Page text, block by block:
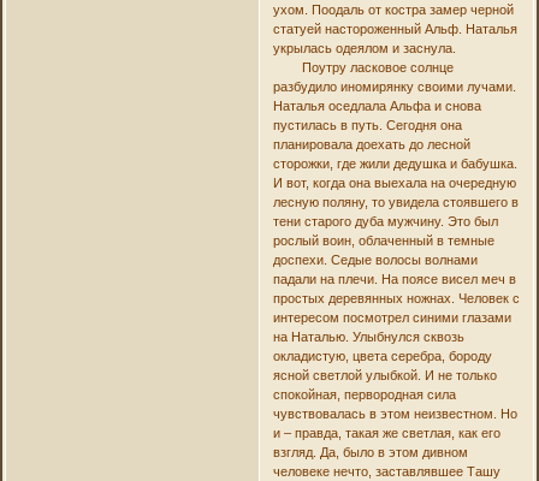
ухом. Поодаль от костра замер черной
статуей настороженный Альф. Наталья
укрылась одеялом и заснула.
Поутру ласковое солнце
разбудило иномирянку своими лучами.
Наталья оседлала Альфа и снова
пустилась в путь. Сегодня она
планировала доехать до лесной
сторожки, где жили дедушка и бабушка.
И вот, когда она выехала на очередную
лесную поляну, то увидела стоявшего в
тени старого дуба мужчину. Это был
рослый воин, облаченный в темные
доспехи. Седые волосы волнами
падали на плечи. На поясе висел меч в
простых деревянных ножнах. Человек с
интересом посмотрел синими глазами
на Наталью. Улыбнулся сквозь
окладистую, цвета серебра, бороду
ясной светлой улыбкой. И не только
спокойная, первородная сила
чувствовалась в этом неизвестном. Но
и – правда, такая же светлая, как его
взгляд. Да, было в этом дивном
человеке нечто, заставлявшее Ташу